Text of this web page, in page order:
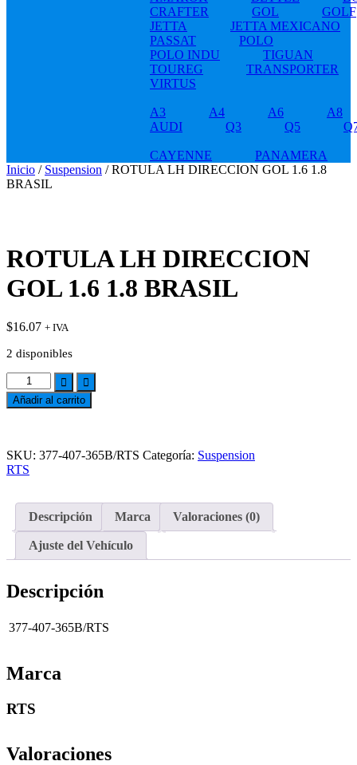
CRAFTER
GOL
GOLF
JETTA
JETTA MEXICANO
PASSAT
POLO
POLO INDU
TIGUAN
TOUREG
TRANSPORTER
VIRTUS
A3 A4 A6
A8
AUDI
Q3 Q5
CAYENNE
PANAMERA
Inicio / Suspension / ROTULA LH DIRECCION GOL 1.6 1.8
BRASIL
ROTULA LH DIRECCION
GOL 1.6 1.8 BRASIL
$16.07 + IVA
2 disponibles
ROTULA
LH
DIRECCION
1.8
BRASIL
cantidad
Añadir al carrito
to
SKU: 377-407-365B/RTS Categoría: Suspension
RTS
Descripción Marca Valoraciones (0)
Ajuste del Vehículo
Descripción
377-407-365B/RTS
Marca
RTS
Valoraciones